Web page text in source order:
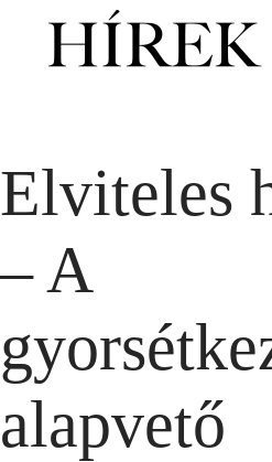
Elviteles
– A
alapvető